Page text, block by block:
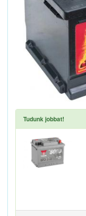
Tudunk jobbat!